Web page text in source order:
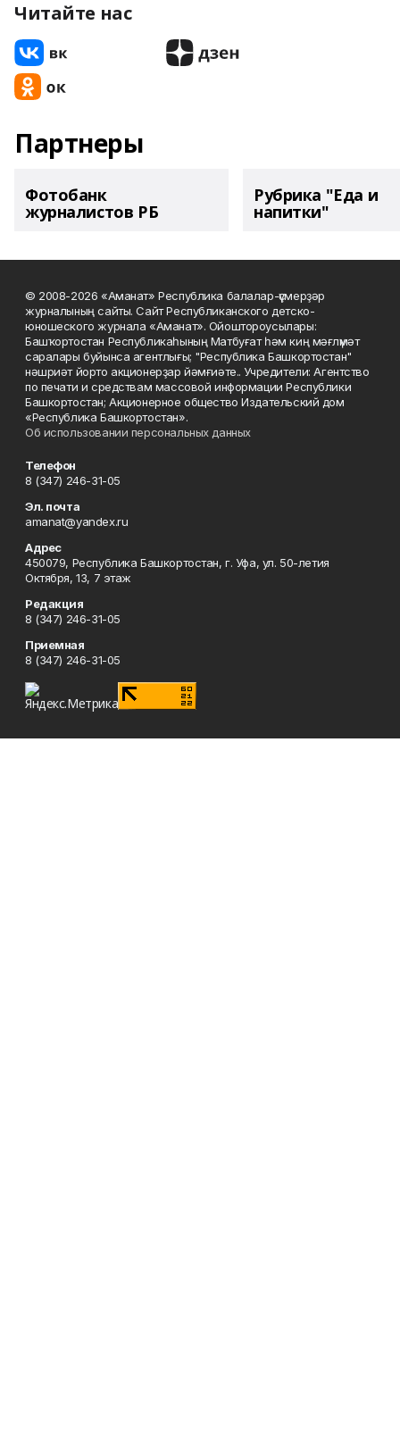
Читайте нас
Партнеры
Фотобанк
журналистов РБ
Рубрика "Еда и
напитки"
© 2008-2026 «Аманат» Республика балалар-үҫмерҙәр
журналының сайты. Сайт Республиканского детско-
юношеского журнала «Аманат». Ойоштороусылары:
Башҡортостан Республикаһының Матбуғат һәм киң мәғлүмәт
саралары буйынса агентлығы; "Республика Башкортостан"
нәшриәт йорто акционерҙар йәмғиәте.. Учредители: Агентство
по печати и средствам массовой информации Республики
Башкортостан; Акционерное общество Издательский дом
«Республика Башкортостан».
Об использовании персональных данных
Телефон
8 (347) 246-31-05
Эл. почта
amanat@yandex.ru
Адрес
450079, Республика Башкортостан, г. Уфа, ул. 50-летия
Октября, 13, 7 этаж
Редакция
8 (347) 246-31-05
Приемная
8 (347) 246-31-05